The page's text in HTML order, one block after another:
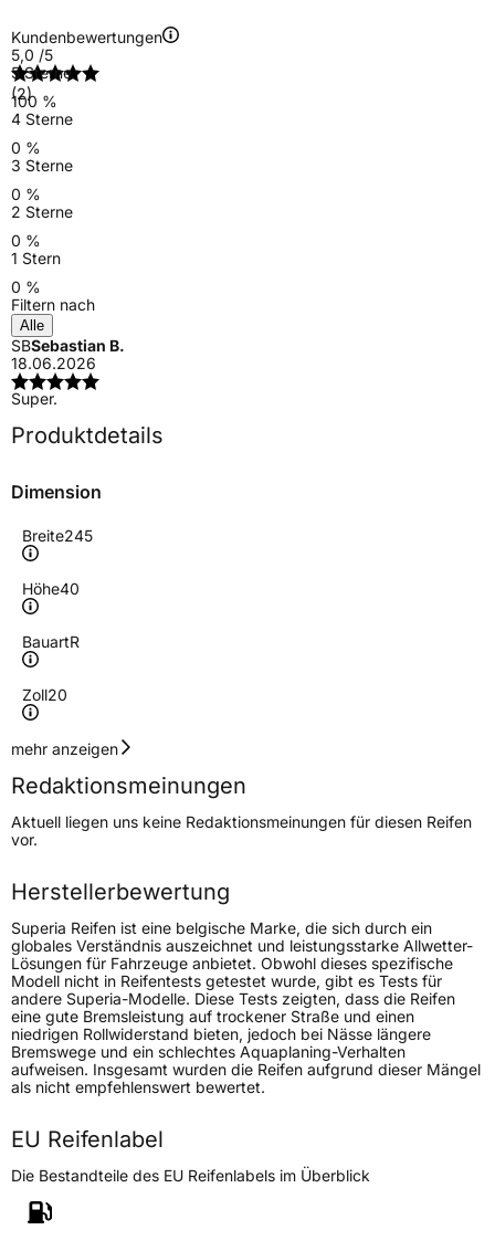
Kundenbewertungen
5,0 /5
(2)
5 Sterne
100 %
4 Sterne
0 %
3 Sterne
0 %
2 Sterne
0 %
1 Stern
0 %
Filtern nach
Alle
SBSebastian B.
18.06.2026
Super.
Produktdetails
Dimension
Breite245
Höhe40
BauartR
Zoll20
Geschwindigkeitsindex
Höchstgeschwindigkeit
270 km/h
Lastindex99
Höchstlast775 kg
Generelle Merkmale
FahrzeugtypPKW
VerwendungSommerreifen
ModellnameEcoblue EV
FahrzeugartPKW & SUV
Weitere Eigenschaften
SchlauchtypTL
mehr anzeigen
Redaktionsmeinungen
Aktuell liegen uns keine Redaktionsmeinungen für diesen Reifen
vor.
Herstellerbewertung
Superia Reifen ist eine belgische Marke, die sich durch ein
globales Verständnis auszeichnet und leistungsstarke Allwetter-
Lösungen für Fahrzeuge anbietet. Obwohl dieses spezifische
Modell nicht in Reifentests getestet wurde, gibt es Tests für
andere Superia-Modelle. Diese Tests zeigten, dass die Reifen
eine gute Bremsleistung auf trockener Straße und einen
niedrigen Rollwiderstand bieten, jedoch bei Nässe längere
Bremswege und ein schlechtes Aquaplaning-Verhalten
aufweisen. Insgesamt wurden die Reifen aufgrund dieser Mängel
als nicht empfehlenswert bewertet.
EU Reifenlabel
Die Bestandteile des EU Reifenlabels im Überblick